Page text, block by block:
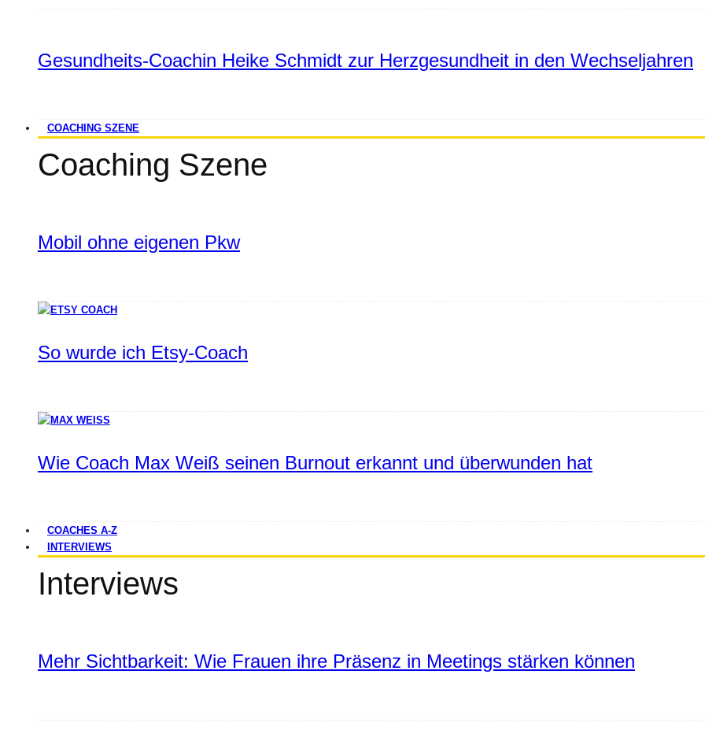
Gesundheits-Coachin Heike Schmidt zur Herzgesundheit in den Wechseljahren
COACHING SZENE
Coaching Szene
Mobil ohne eigenen Pkw
So wurde ich Etsy-Coach
Wie Coach Max Weiß seinen Burnout erkannt und überwunden hat
COACHES A-Z
INTERVIEWS
Interviews
Mehr Sichtbarkeit: Wie Frauen ihre Präsenz in Meetings stärken können